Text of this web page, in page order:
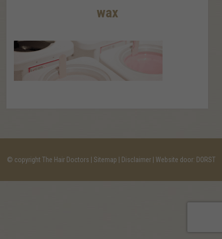
wax
© copyright The Hair Doctors | Sitemap | Disclaimer| Website door: DORST